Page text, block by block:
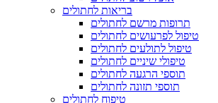
בריאות לחתולים
תרופות מרשם לחתולים
טיפול לפרעושים לחתולים
טיפול לתולעים לחתולים
טיפולי שיניים לחתולים
תוספי הרגעה לחתולים
תוספי תזונה לחתולים
טיפוח לחתולים